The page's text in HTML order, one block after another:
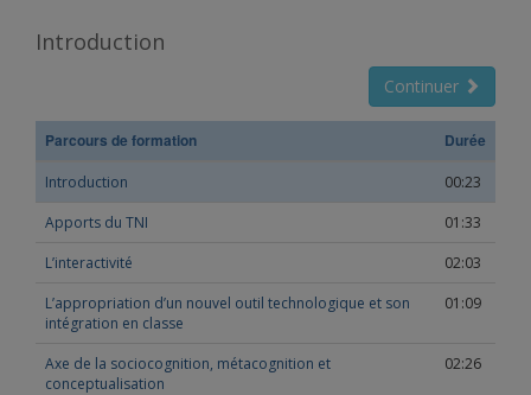
Introduction
Continuer
Parcours de formation Durée
Introduction
00:23
Apports du TNI
01:33
L’interactivité
02:03
L’appropriation d’un nouvel outil technologique et son
intégration en classe
01:09
Axe de la sociocognition, métacognition et
conceptualisation
02:26